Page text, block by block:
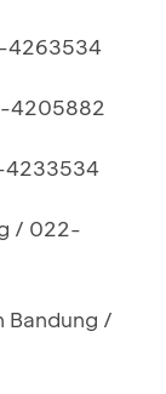
4263534
4205882
4233534
/ 022-
Bandung /